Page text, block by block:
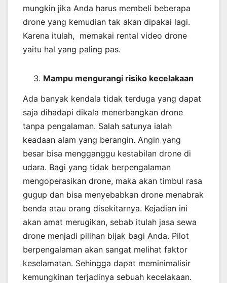
mungkin jika Anda harus membeli beberapa
drone yang kemudian tak akan dipakai lagi.
Karena itulah, memakai rental video drone
yaitu hal yang paling pas.
Mampu mengurangi risiko kecelakaan
Ada banyak kendala tidak terduga yang dapat
saja dihadapi dikala menerbangkan drone
tanpa pengalaman. Salah satunya ialah
keadaan alam yang berangin. Angin yang
besar bisa mengganggu kestabilan drone di
udara. Bagi yang tidak berpengalaman
mengoperasikan drone, maka akan timbul rasa
gugup dan bisa menyebabkan drone menabrak
benda atau orang disekitarnya. Kejadian ini
akan amat merugikan, sebab itulah jasa sewa
drone menjadi pilihan bijak bagi Anda. Pilot
berpengalaman akan sangat melihat faktor
keselamatan. Sehingga dapat meminimalisir
kemungkinan terjadinya sebuah kecelakaan.